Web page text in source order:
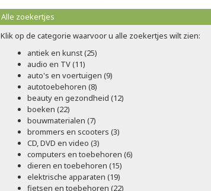
Alle zoekertjes
Klik op de categorie waarvoor u alle zoekertjes wilt zien:
antiek en kunst (25)
audio en TV (11)
auto's en voertuigen (9)
autotoebehoren (8)
beauty en gezondheid (12)
boeken (22)
bouwmaterialen (7)
brommers en scooters (3)
CD, DVD en video (3)
computers en toebehoren (6)
dieren en toebehoren (15)
elektrische apparaten (19)
fietsen en toebehoren (22)